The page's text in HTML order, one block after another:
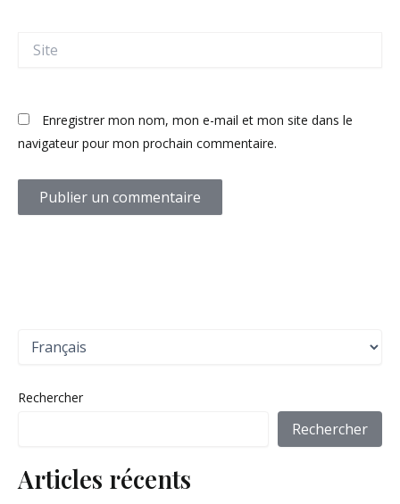
Enregistrer mon nom, mon e-mail et mon site dans le
navigateur pour mon prochain commentaire.
i
s
n
Rechercher
Rechercher
Articles récents